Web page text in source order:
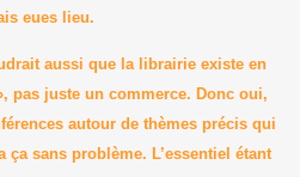
eues lieu.
aussi que la librairie existe en
pas juste un commerce. Donc oui,
autour de thèmes précis qui
sans problème. L’essentiel étant